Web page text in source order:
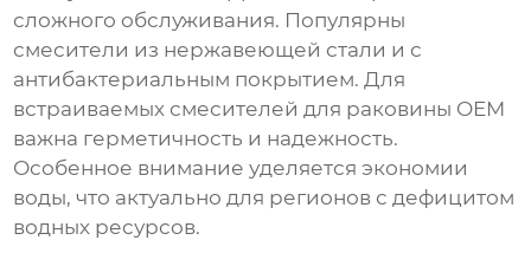
сложного обслуживания. Популярны
смесители из нержавеющей стали и с
антибактериальным покрытием. Для
встраиваемых смесителей для раковины OEM
важна герметичность и надежность.
Особенное внимание уделяется экономии
воды, что актуально для регионов с дефицитом
водных ресурсов.